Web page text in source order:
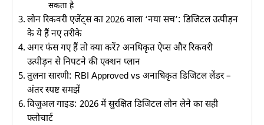
सकता है
लोन रिकवरी एजेंट्स का 2026 वाला ‘नया सच’: डिजिटल उत्पीड़न
के ये हैं नए तरीके
अगर फंस गए हैं तो क्या करें? अनधिकृत ऐप्स और रिकवरी
उत्पीड़न से निपटने की एक्शन प्लान
तुलना सारणी: RBI Approved vs अनाधिकृत डिजिटल लेंडर –
अंतर स्पष्ट समझें
विजुअल गाइड: 2026 में सुरक्षित डिजिटल लोन लेने का सही
फ्लोचार्ट